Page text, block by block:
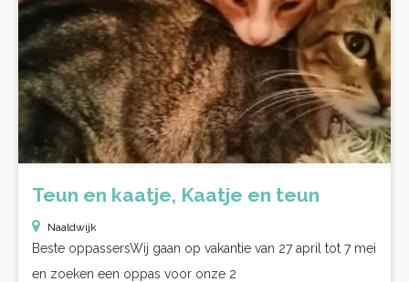
Teun en kaatje, Kaatje en teun
Naaldwijk
Beste oppassersWij gaan op vakantie van 27 april tot 7 mei
en zoeken een oppas voor onze 2